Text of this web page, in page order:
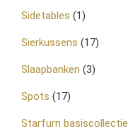
Sidetables (1)
Sierkussens (17)
Slaapbanken (3)
Spots (17)
Starfurn basiscollectie